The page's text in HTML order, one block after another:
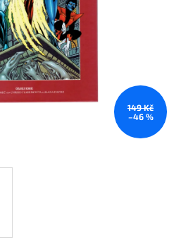
149 Kč
–46 %